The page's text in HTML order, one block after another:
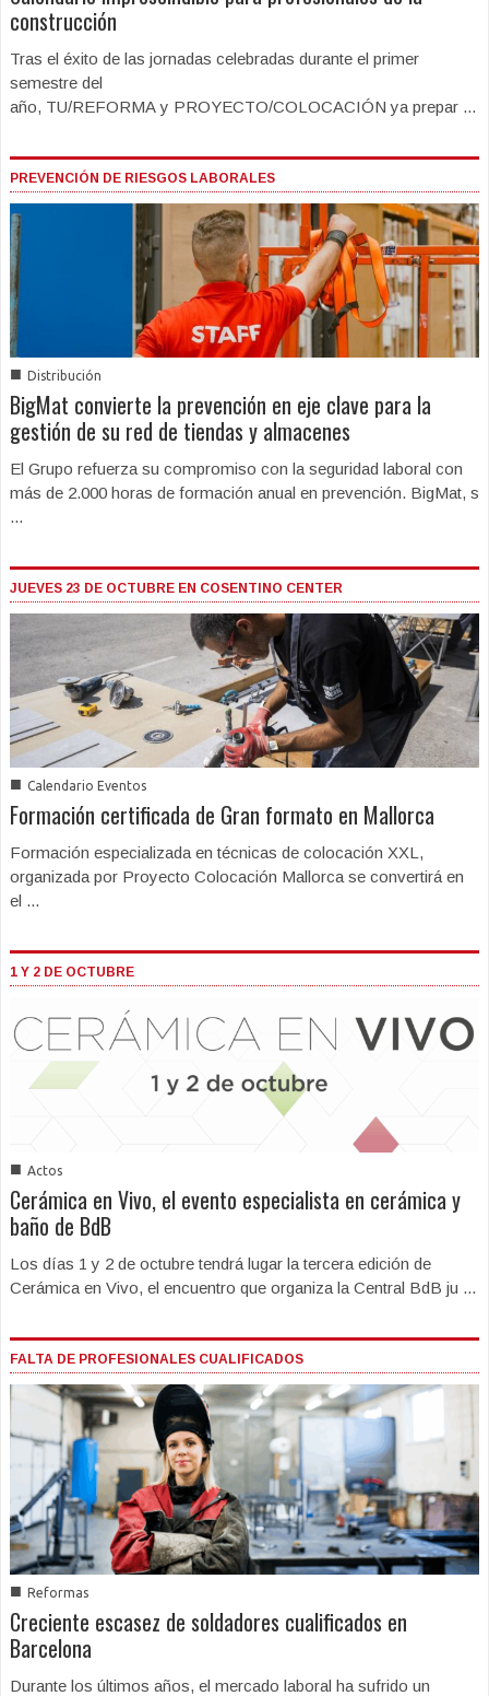
construcción
Tras el éxito de las jornadas celebradas durante el primer
semestre del
año, TU/REFORMA y PROYECTO/COLOCACIÓN ya prepar ...
PREVENCIÓN DE RIESGOS LABORALES
■ Distribución
BigMat convierte la prevención en eje clave para la
gestión de su red de tiendas y almacenes
El Grupo refuerza su compromiso con la seguridad laboral con
más de 2.000 horas de formación anual en prevención. BigMat, s
...
JUEVES 23 DE OCTUBRE EN COSENTINO CENTER
■ Calendario Eventos
Formación certificada de Gran formato en Mallorca
Formación especializada en técnicas de colocación XXL,
organizada por Proyecto Colocación Mallorca se convertirá en
el ...
1 Y 2 DE OCTUBRE
■ Actos
Cerámica en Vivo, el evento especialista en cerámica y
baño de BdB
Los días 1 y 2 de octubre tendrá lugar la tercera edición de
Cerámica en Vivo, el encuentro que organiza la Central BdB ju ...
FALTA DE PROFESIONALES CUALIFICADOS
■ Reformas
Creciente escasez de soldadores cualificados en
Barcelona
Durante los últimos años, el mercado laboral ha sufrido un